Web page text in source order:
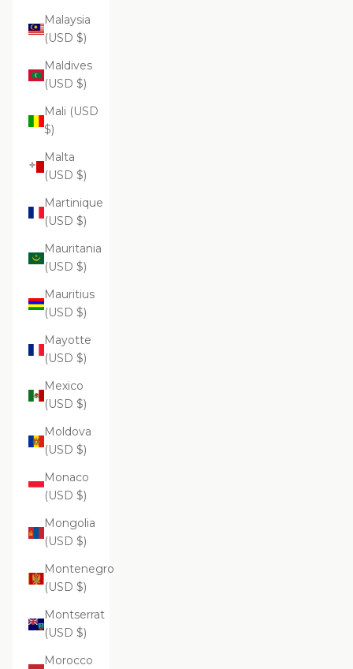
Malaysia
(USD $)
Maldives
(USD $)
Mali (USD
$)
Malta
(USD $)
Martinique
(USD $)
Mauritania
(USD $)
Mauritius
(USD $)
Mayotte
(USD $)
Mexico
(USD $)
Moldova
(USD $)
Monaco
(USD $)
Mongolia
(USD $)
Montenegro
(USD $)
Montserrat
(USD $)
Morocco